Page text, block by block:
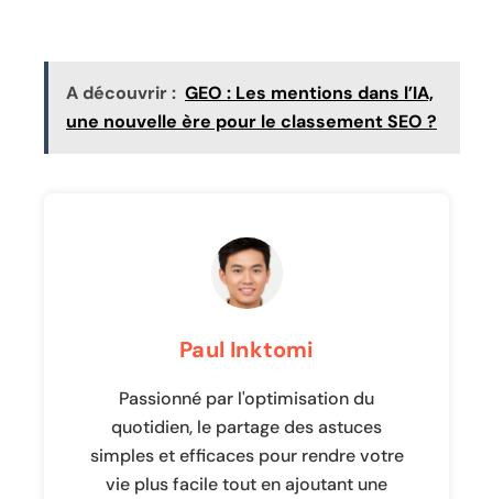
A découvrir : GEO : Les mentions dans l’IA,
une nouvelle ère pour le classement SEO ?
Paul Inktomi
Passionné par l'optimisation du
quotidien, le partage des astuces
simples et efficaces pour rendre votre
vie plus facile tout en ajoutant une